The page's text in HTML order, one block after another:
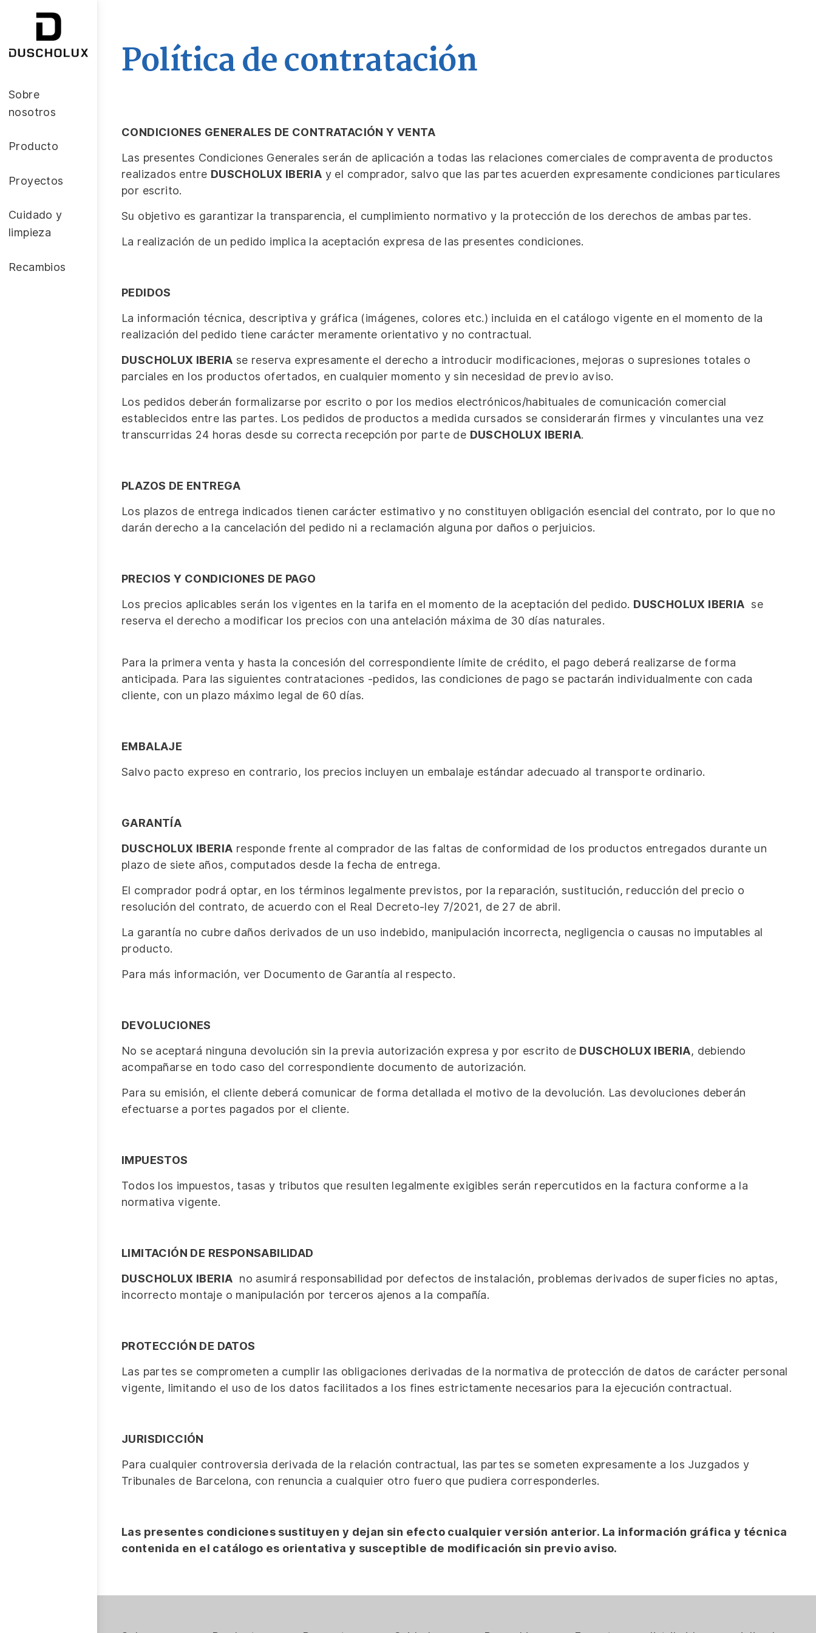
Sobre
nosotros
Producto
Proyectos
Cuidado y
limpieza
Recambios
Política de contratación
CONDICIONES GENERALES DE CONTRATACIÓN Y VENTA
Las presentes Condiciones Generales serán de aplicación a todas las relaciones comerciales de compraventa de productos
realizados entre DUSCHOLUX IBERIA y el comprador, salvo que las partes acuerden expresamente condiciones particulares
por escrito.
Su objetivo es garantizar la transparencia, el cumplimiento normativo y la protección de los derechos de ambas partes.
La realización de un pedido implica la aceptación expresa de las presentes condiciones.
PEDIDOS
La información técnica, descriptiva y gráfica (imágenes, colores etc.) incluida en el catálogo vigente en el momento de la
realización del pedido tiene carácter meramente orientativo y no contractual.
DUSCHOLUX IBERIA se reserva expresamente el derecho a introducir modificaciones, mejoras o supresiones totales o
parciales en los productos ofertados, en cualquier momento y sin necesidad de previo aviso.
Los pedidos deberán formalizarse por escrito o por los medios electrónicos/habituales de comunicación comercial
establecidos entre las partes. Los pedidos de productos a medida cursados se considerarán firmes y vinculantes una vez
transcurridas 24 horas desde su correcta recepción por parte de DUSCHOLUX IBERIA.
PLAZOS DE ENTREGA
Los plazos de entrega indicados tienen carácter estimativo y no constituyen obligación esencial del contrato, por lo que no
darán derecho a la cancelación del pedido ni a reclamación alguna por daños o perjuicios.
PRECIOS Y CONDICIONES DE PAGO
Los precios aplicables serán los vigentes en la tarifa en el momento de la aceptación del pedido. DUSCHOLUX IBERIA se
reserva el derecho a modificar los precios con una antelación máxima de 30 días naturales.
Para la primera venta y hasta la concesión del correspondiente límite de crédito, el pago deberá realizarse de forma
anticipada. Para las siguientes contrataciones -pedidos, las condiciones de pago se pactarán individualmente con cada
cliente, con un plazo máximo legal de 60 días.
EMBALAJE
Salvo pacto expreso en contrario, los precios incluyen un embalaje estándar adecuado al transporte ordinario.
GARANTÍA
DUSCHOLUX IBERIA responde frente al comprador de las faltas de conformidad de los productos entregados durante un
plazo de siete años, computados desde la fecha de entrega.
El comprador podrá optar, en los términos legalmente previstos, por la reparación, sustitución, reducción del precio o
resolución del contrato, de acuerdo con el Real Decreto-ley 7/2021, de 27 de abril.
La garantía no cubre daños derivados de un uso indebido, manipulación incorrecta, negligencia o causas no imputables al
producto.
Para más información, ver Documento de Garantía al respecto.
DEVOLUCIONES
No se aceptará ninguna devolución sin la previa autorización expresa y por escrito de DUSCHOLUX IBERIA, debiendo
acompañarse en todo caso del correspondiente documento de autorización.
Para su emisión, el cliente deberá comunicar de forma detallada el motivo de la devolución. Las devoluciones deberán
efectuarse a portes pagados por el cliente.
IMPUESTOS
Todos los impuestos, tasas y tributos que resulten legalmente exigibles serán repercutidos en la factura conforme a la
normativa vigente.
LIMITACIÓN DE RESPONSABILIDAD
DUSCHOLUX IBERIA no asumirá responsabilidad por defectos de instalación, problemas derivados de superficies no aptas,
incorrecto montaje o manipulación por terceros ajenos a la compañía.
PROTECCIÓN DE DATOS
Las partes se comprometen a cumplir las obligaciones derivadas de la normativa de protección de datos de carácter personal
vigente, limitando el uso de los datos facilitados a los fines estrictamente necesarios para la ejecución contractual.
JURISDICCIÓN
Para cualquier controversia derivada de la relación contractual, las partes se someten expresamente a los Juzgados y
Tribunales de Barcelona, con renuncia a cualquier otro fuero que pudiera corresponderles.
Las presentes condiciones sustituyen y dejan sin efecto cualquier versión anterior. La información gráfica y técnica
contenida en el catálogo es orientativa y susceptible de modificación sin previo aviso.